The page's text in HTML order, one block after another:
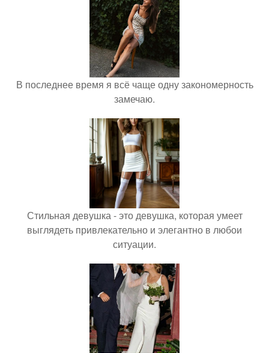
В последнее время я всё чаще одну закономерность
замечаю.
Стильная девушка - это девушка, которая умеет
выглядеть привлекательно и элегантно в любои
ситуации.